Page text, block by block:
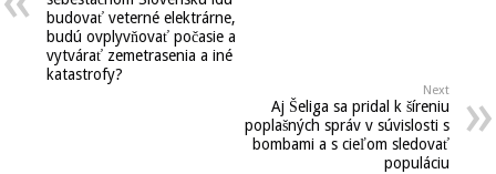
budovať veterné elektrárne,
budú ovplyvňovať počasie a
vytvárať zemetrasenia a iné
katastrofy?
Next
Aj Šeliga sa pridal k šíreniu
poplašných správ v súvislosti s
bombami a s cieľom sledovať
populáciu